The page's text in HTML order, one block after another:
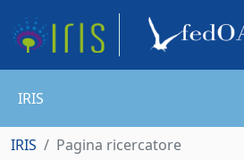
IRIS
IRIS Pagina ricercatore